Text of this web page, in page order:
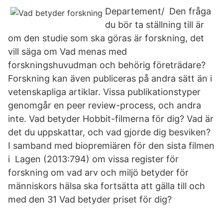
Departement/ Den fråga
du bör ta ställning till är
om den studie som ska göras är forskning, det
vill säga om Vad menas med
forskningshuvudman och behörig företrädare?
Forskning kan även publiceras på andra sätt än i
vetenskapliga artiklar. Vissa publikationstyper
genomgår en peer review-process, och andra
inte. Vad betyder Hobbit-filmerna för dig? Vad är
det du uppskattar, och vad gjorde dig besviken?
I samband med biopremiären för den sista filmen
i Lagen (2013:794) om vissa register för
forskning om vad arv och miljö betyder för
människors hälsa ska fortsätta att gälla till och
med den 31 Vad betyder priset för dig?